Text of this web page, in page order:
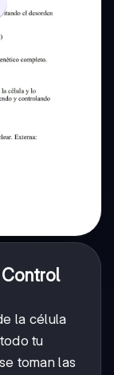
la célula
tu
toman las